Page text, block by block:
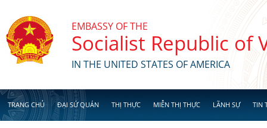
EMBASSY OF THE
Socialist Republic of
IN THE UNITED STATES OF AMERICA
TRANG CHỦ ĐẠI SỨ QUÁN THỊ THỰC MIỄN THỊ THỰC LÃNH SỰ TIN